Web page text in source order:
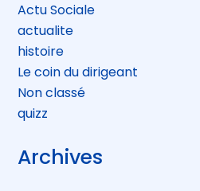
Actu Sociale
actualite
histoire
Le coin du dirigeant
Non classé
quizz
Archives